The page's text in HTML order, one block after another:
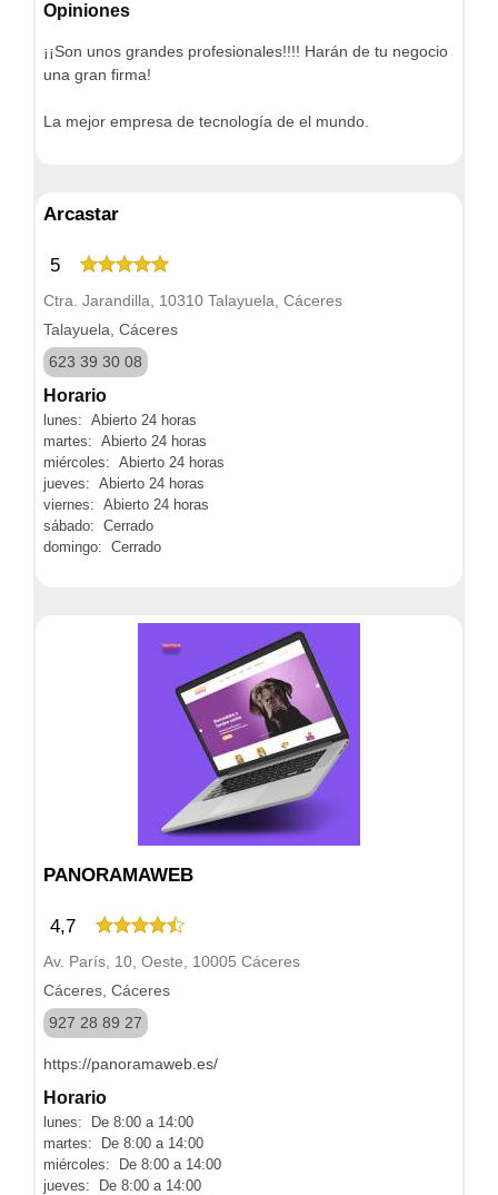
Opiniones
¡¡Son unos grandes profesionales!!!! Harán de tu negocio
una gran firma!
La mejor empresa de tecnología de el mundo.
Arcastar
5
Ctra. Jarandilla, 10310 Talayuela, Cáceres
Talayuela, Cáceres
623 39 30 08
Horario
lunes: Abierto 24 horas
martes: Abierto 24 horas
miércoles: Abierto 24 horas
jueves: Abierto 24 horas
viernes: Abierto 24 horas
sábado: Cerrado
domingo: Cerrado
PANORAMAWEB
4,7
Av. París, 10, Oeste, 10005 Cáceres
Cáceres, Cáceres
927 28 89 27
https://panoramaweb.es/
Horario
lunes: De 8:00 a 14:00
martes: De 8:00 a 14:00
miércoles: De 8:00 a 14:00
jueves: De 8:00 a 14:00